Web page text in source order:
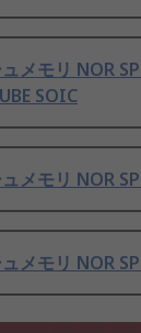
メモリ NOR
SOIC
メモリ NOR
メモリ NOR